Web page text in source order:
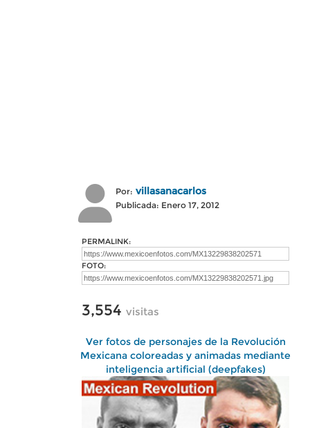
Por: villasanacarlos
Publicada: Enero 17, 2012
PERMALINK:
FOTO:
3,554 visitas
Ver fotos de personajes de la Revolución
Mexicana coloreadas y animadas mediante
inteligencia artificial (deepfakes)